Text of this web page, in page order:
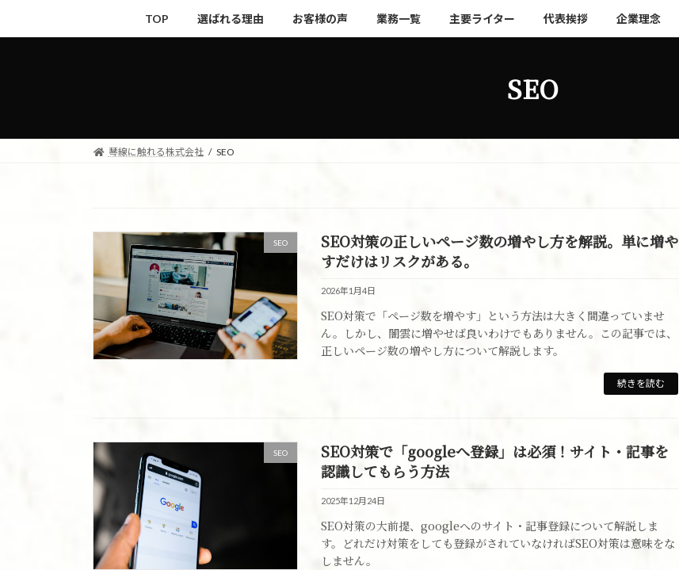
キ
に
TOP 選ばれる理由 お客様の声 業務一覧 主要ライター 代表挨拶 企業理念
SEO
琴線に触れる株式会社 SEO
SEO
SEO対策の正しいページ数の増やし方を解説。単に増や
すだけはリスクがある。
2026年1月4日
SEO対策で「ページ数を増やす」という方法は大きく間違っていませ
ん。しかし、闇雲に増やせば良いわけでもありません。この記事では、
正しいページ数の増やし方について解説します。
続きを読む
SEO
SEO対策で「googleへ登録」は必須！サイト・記事を
認識してもらう方法
2025年12月24日
SEO対策の大前提、googleへのサイト・記事登録について解説しま
す。どれだけ対策をしても登録がされていなければSEO対策は意味をな
しません。